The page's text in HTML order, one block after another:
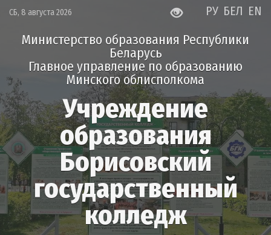
СБ, 8 августа 2026 РУ БЕЛ EN
Министерство образования Республики
Беларусь
Главное управление по образованию
Минского облисполкома
Учреждение
образования
Борисовский
государственный
колледж